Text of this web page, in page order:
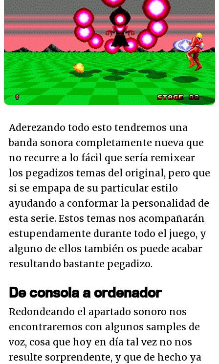
Aderezando todo esto tendremos una
banda sonora completamente nueva que
no recurre a lo fácil que sería remixear
los pegadizos temas del original, pero que
si se empapa de su particular estilo
ayudando a conformar la personalidad de
esta serie. Estos temas nos acompañarán
estupendamente durante todo el juego, y
alguno de ellos también os puede acabar
resultando bastante pegadizo.
De consola a ordenador
Redondeando el apartado sonoro nos
encontraremos con algunos samples de
voz, cosa que hoy en día tal vez no nos
resulte sorprendente, y que de hecho ya